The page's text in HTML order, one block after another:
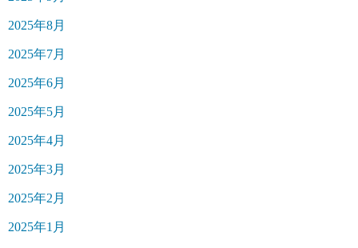
2025年8月
2025年7月
2025年6月
2025年5月
2025年4月
2025年3月
2025年2月
2025年1月